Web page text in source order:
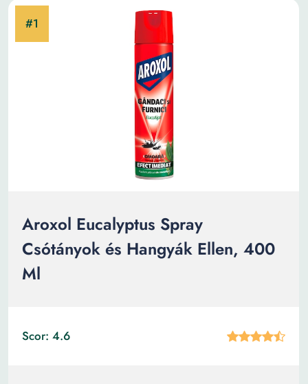
Aroxol Eucalyptus Spray
Csótányok és Hangyák Ellen, 400
Ml
Scor: 4.6